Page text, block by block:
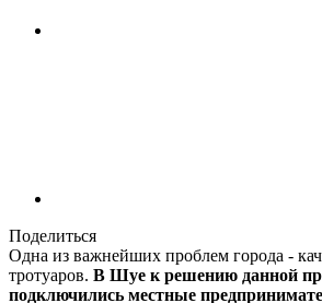
Поделиться
Одна из важнейших проблем города -
тротуаров. В Шуе к решению данной
подключились местные